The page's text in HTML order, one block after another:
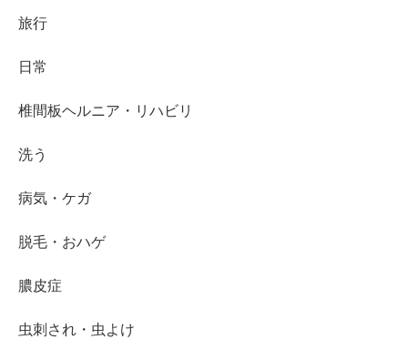
旅行
日常
椎間板ヘルニア・リハビリ
洗う
病気・ケガ
脱毛・おハゲ
膿皮症
虫刺され・虫よけ